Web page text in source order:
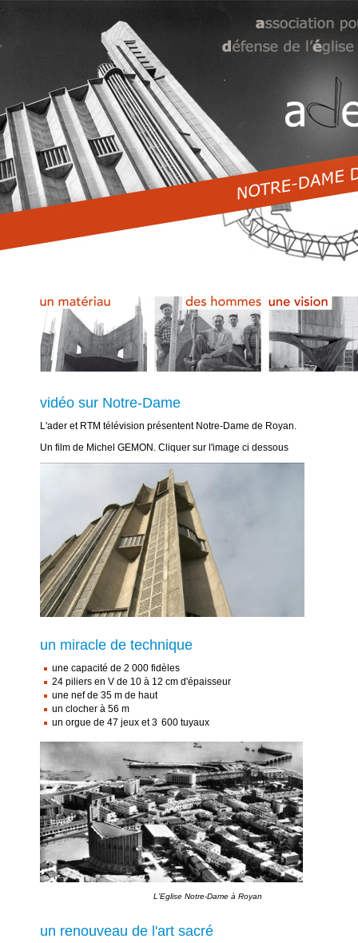
vidéo sur Notre-Dame
L'ader et RTM télévision présentent Notre-Dame de Royan.
Un film de Michel GEMON. Cliquer sur l'image ci dessous
un miracle de technique
une capacité de 2 000 fidèles
24 piliers en V de 10 à 12 cm d'épaisseur
une nef de 35 m de haut
un clocher à 56 m
un orgue de 47 jeux et 3 600 tuyaux
un renouveau de l'art sacré